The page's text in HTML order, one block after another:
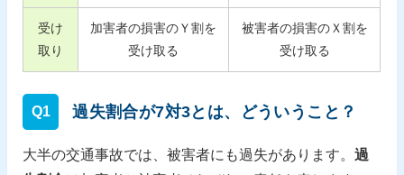
受け
取り
加害者の損害のＹ割を
受け取る
被害者の損害のＸ割を
受け取る
Q1 過失割合が7対3とは、どういうこと？
大半の交通事故では、被害者にも過失があります。過